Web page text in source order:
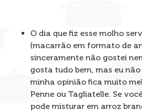
O dia que fiz esse molho
(macarrão em formato de
sinceramente não gostei
gosta tudo bem, mas eu
minha opinião fica muito
Penne ou Tagliatelle. Se
pode misturar em arroz